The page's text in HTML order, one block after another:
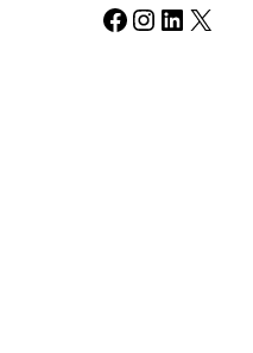
Facebook Instagram LinkedIn X